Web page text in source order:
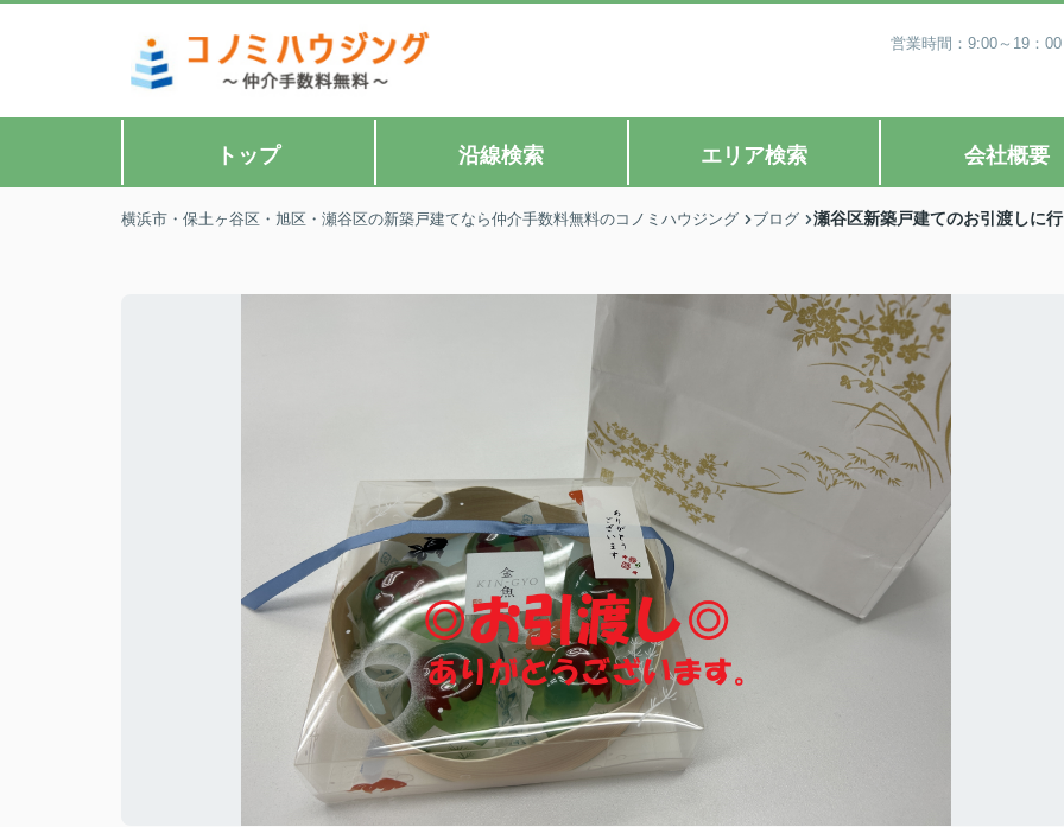
営業時間：9:00～19：
トップ 沿線検索 エリア検索 会社概要
横浜市・保土ヶ谷区・旭区・瀬谷区の新築戸建てなら仲介手数料無料のコノミハウジング ブログ 瀬谷区新築戸建てのお引渡しに